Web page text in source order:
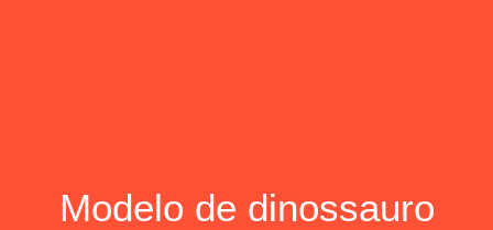
voador
Modelo de dinossauro